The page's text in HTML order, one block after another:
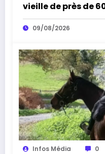
vieille de près de
09/08/2026
Infos Média 0